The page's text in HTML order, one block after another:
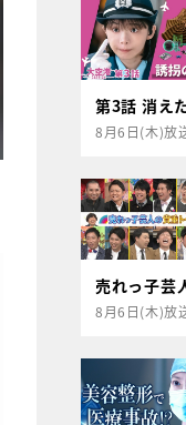
第3話 消え
8月6日(木)放
売れっ子芸
8月6日(木)放